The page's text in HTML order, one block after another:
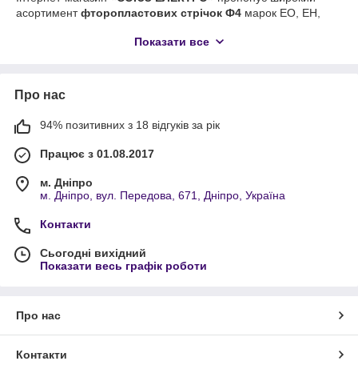
асортиментфторопластових стрічок Ф4 марок ЕО, ЕН,
товщини та ширини, забезпечуючи високу якість та
Фторопластові стрічки являють собою тонкі гнучкі смуги,
отримані шляхом механічної обробки заготовок
Фторопласт-4
циліндричної форми. Вони мають унікальні
властивості, що роблять їх незамінними у різних сферах
промисловості.
Технічні характеристики
Ширина:
Висока електроізоляційна здатність
електричних розрядів
Показати все
Про нас
94% позитивних з 18 відгуків за рік
Працює з 01.08.2017
м. Дніпро
м. Дніпро, вул. Передова, 671, Дніпро, Україна
Контакти
Сьогодні вихідний
Показати весь графік роботи
Про нас
Контакти